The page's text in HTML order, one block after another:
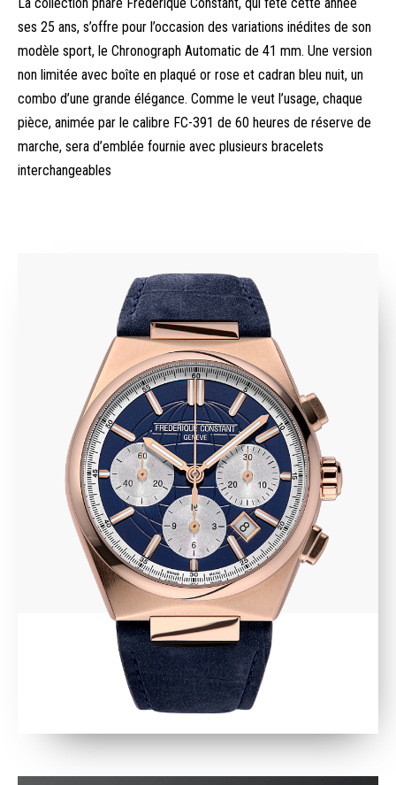
ses 25 ans, s’offre pour l’occasion des variations inédites de son
modèle sport, le Chronograph Automatic de 41 mm. Une version
non limitée avec boîte en plaqué or rose et cadran bleu nuit, un
combo d’une grande élégance. Comme le veut l’usage, chaque
pièce, animée par le calibre FC-391 de 60 heures de réserve de
marche, sera d’emblée fournie avec plusieurs bracelets
interchangeables